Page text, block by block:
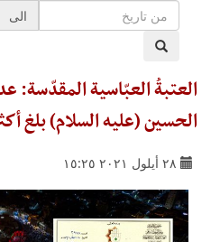
الى
العتبةُ العبّاسية المقدّسة:
الحسين (عليه السلام) بلغ أكثر من 16
٢٨ أيلول ٢٠٢١ ١٥:٢٥